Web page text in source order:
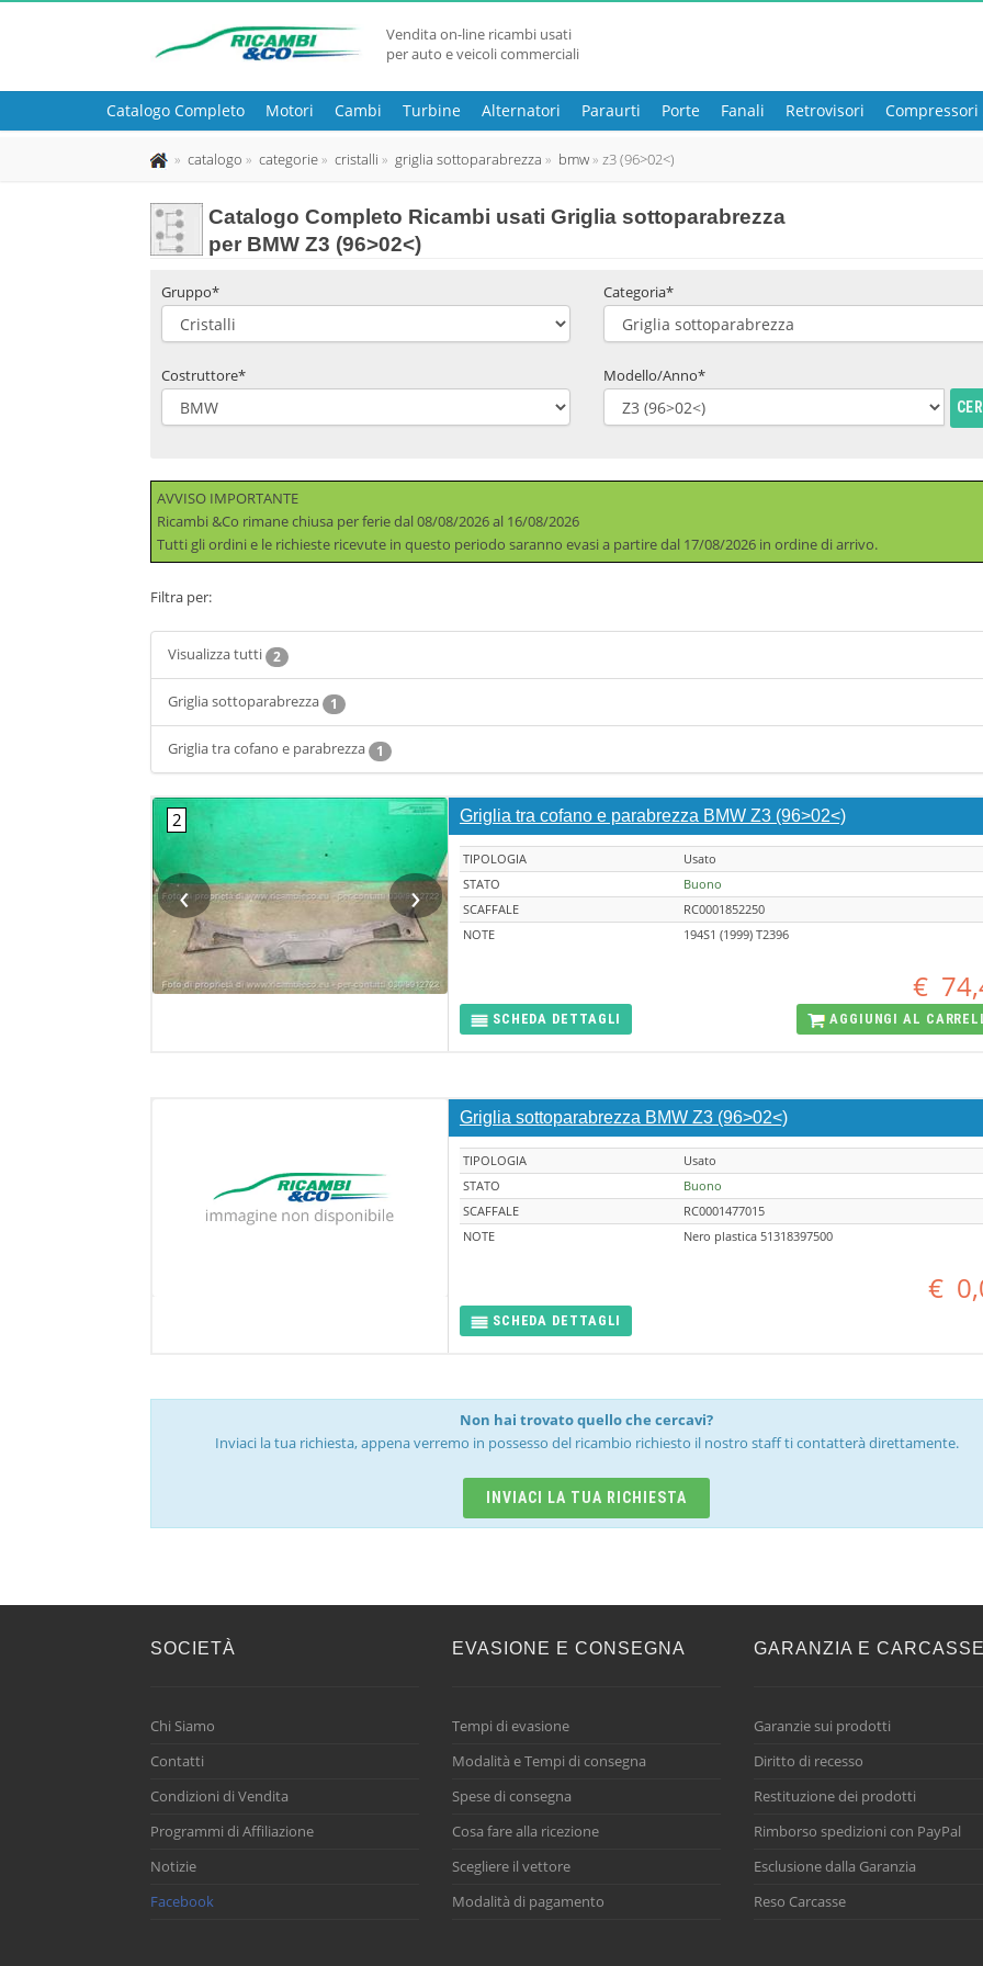
Vendita on-line ricambi usati
per auto e veicoli commerciali
Catalogo Completo Motori Cambi Turbine Alternatori Paraurti Porte Fanali Retrovisori Compressori
catalogo categorie cristalli griglia sottoparabrezza bmw z3 (96>02<)
Catalogo Completo Ricambi usati Griglia sottoparabrezza
per BMW Z3 (96>02<)
Gruppo* Categoria*
Costruttore* Modello/Anno*
AVVISO IMPORTANTE
Ricambi &Co rimane chiusa per ferie dal 08/08/2026 al 16/08/2026
Tutti gli ordini e le richieste ricevute in questo periodo saranno evasi a partire dal 17/08/2026 in ordine di arrivo.
Filtra per:
Visualizza tutti 2
Griglia sottoparabrezza 1
Griglia tra cofano e parabrezza 1
‹ ›
Griglia tra cofano e parabrezza BMW Z3 (96>02<)
TIPOLOGIA
Usato
STATO
Buono
SCAFFALE
RC0001852250
NOTE
194S1 (1999) T2396
€
SCHEDA DETTAGLI AGGIUNGI AL
Griglia sottoparabrezza BMW Z3 (96>02<)
TIPOLOGIA
Usato
STATO
Buono
SCAFFALE
RC0001477015
NOTE
Nero plastica 51318397500
€
SCHEDA DETTAGLI
Non hai trovato quello che cercavi?
Inviaci la tua richiesta, appena verremo in possesso del ricambio richiesto il nostro staff ti contatterà direttamente.
INVIACI LA TUA RICHIESTA
SOCIETÀ
Chi Siamo
Contatti
Condizioni di Vendita
Programmi di Affiliazione
Notizie
Facebook
EVASIONE E CONSEGNA
Tempi di evasione
Modalità e Tempi di consegna
Spese di consegna
Cosa fare alla ricezione
Scegliere il vettore
Modalità di pagamento
GARANZIA E CARCASSE
Garanzie sui prodotti
Diritto di recesso
Restituzione dei prodotti
Rimborso spedizioni con PayPal
Esclusione dalla Garanzia
Reso Carcasse